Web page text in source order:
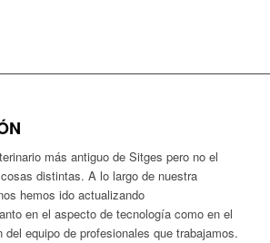
más antiguo de Sitges pero no el
distintas. A lo largo de nuestra
hemos ido actualizando
en el aspecto de tecnología como en el
equipo de profesionales que trabajamos.